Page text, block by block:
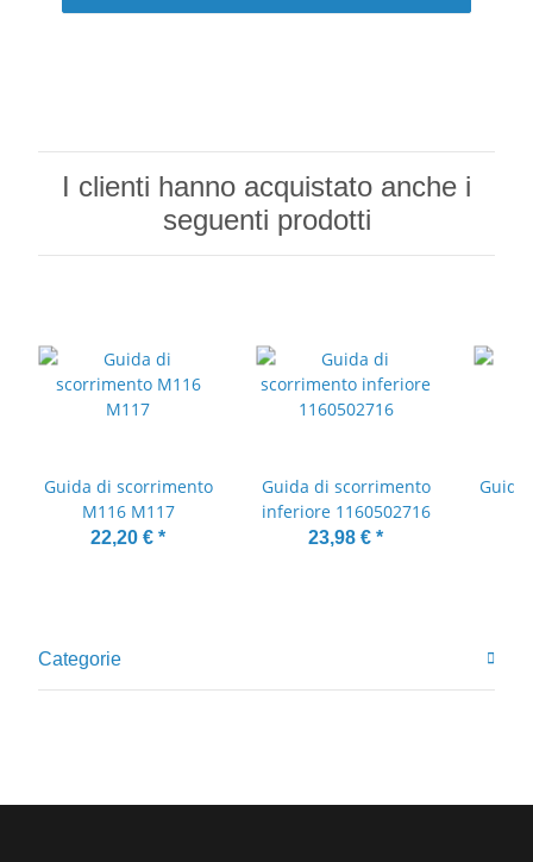
I clienti hanno acquistato anche i
seguenti prodotti
Guida di scorrimento
M116 M117
22,20 € *
Guida di scorrimento
inferiore 1160502716
23,98 € *
Guida
Categorie